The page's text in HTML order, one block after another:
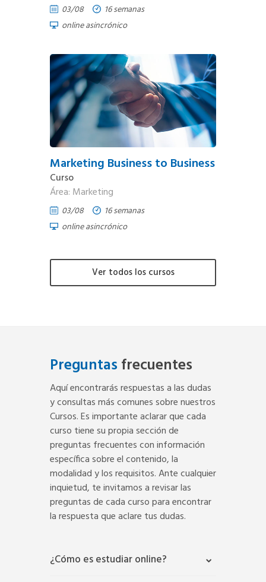
03/08
16 semanas
online asincrónico
Marketing Business to Business
Curso
Área: Marketing
03/08
16 semanas
online asincrónico
Ver todos los cursos
Preguntas frecuentes
Aquí encontrarás respuestas a las dudas
y consultas más comunes sobre nuestros
Cursos. Es importante aclarar que cada
curso tiene su propia sección de
preguntas frecuentes con información
específica sobre el contenido, la
modalidad y los requisitos. Ante cualquier
inquietud, te invitamos a revisar las
preguntas de cada curso para encontrar
la respuesta que aclare tus dudas.
¿Cómo es estudiar online?